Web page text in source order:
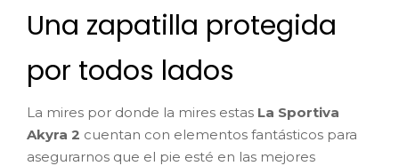
Una zapatilla protegida
por todos lados
La mires por donde la mires estas La Sportiva
Akyra 2 cuentan con elementos fantásticos para
asegurarnos que el pie esté en las mejores